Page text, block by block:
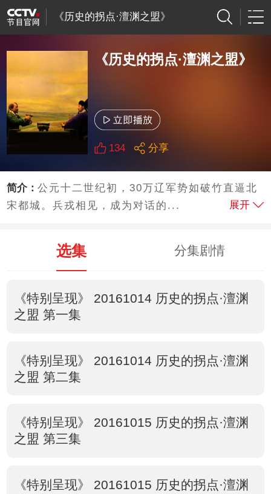
《历史的拐点·澶渊之盟》
《历史的拐点·澶渊之盟》
134 分享
简介：公元十二世纪初，30万辽军势如破竹直逼北
宋都城。兵戎相见，成为对话的...
展开
选集 分集剧情
《特别呈现》 20161014 历史的拐点·澶渊
之盟 第一集
《特别呈现》 20161014 历史的拐点·澶渊
之盟 第二集
《特别呈现》 20161015 历史的拐点·澶渊
之盟 第三集
《特别呈现》 20161015 历史的拐点·澶渊